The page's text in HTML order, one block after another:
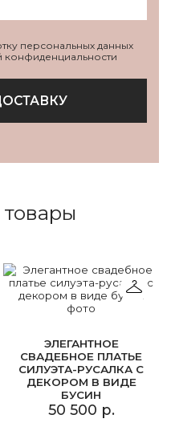
персональных данных
конфиденциальности
ЭЛЕГАНТНОЕ
СВАДЕБНОЕ ПЛАТЬЕ
СИЛУЭТА-РУСАЛКА С
ДЕКОРОМ В ВИДЕ
БУСИН
50 500 р.